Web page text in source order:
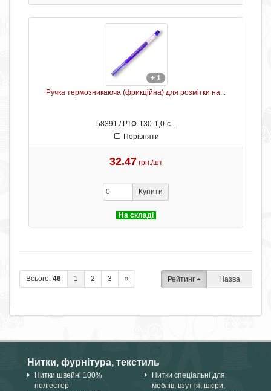
+ 1
Ручка термозникаюча (фрикційна) для розмітки на...
58391 / РТФ-130-1,0-с...
Порівняти
32.47 грн./шт
Купити
На складі
Всього: 46 1 2 3 » Рейтинг Назва
Нитки, фурнітура, текстиль
Нитки швейні 100%
поліестер
Нитки спеціальні для
меблів, взуття, шкіри,